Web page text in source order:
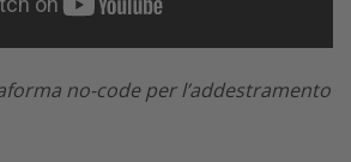
no-code per l’addestramento